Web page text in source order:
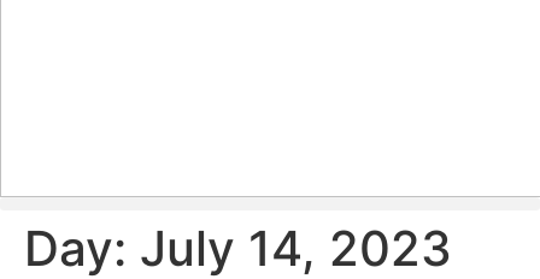
Day: July 14, 2023